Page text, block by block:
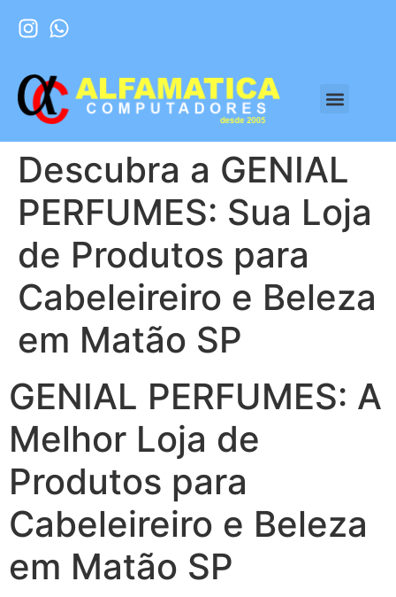
Descubra a GENIAL
PERFUMES: Sua Loja
de Produtos para
Cabeleireiro e Beleza
em Matão SP
GENIAL PERFUMES: A
Melhor Loja de
Produtos para
Cabeleireiro e Beleza
em Matão SP